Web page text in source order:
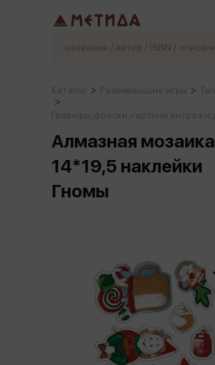
Алмазная мозаика
14*19,5 наклейки
Гномы